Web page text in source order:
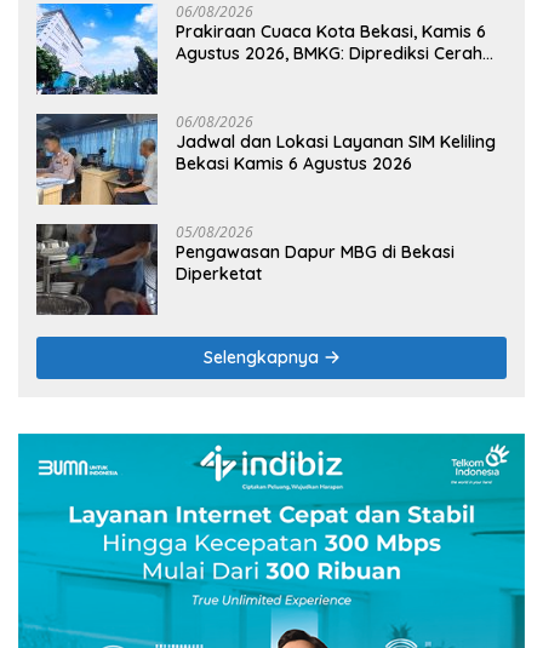
06/08/2026
Prakiraan Cuaca Kota Bekasi, Kamis 6
Agustus 2026, BMKG: Diprediksi Cerah
06/08/2026
Jadwal dan Lokasi Layanan SIM Keliling
Bekasi Kamis 6 Agustus 2026
05/08/2026
Pengawasan Dapur MBG di Bekasi
Diperketat
Selengkapnya